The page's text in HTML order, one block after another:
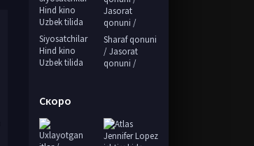
Siyosatchilar
Hind kino
Uzbek tilida
Sharaf qonuni
/ Jasorat
qonuni /
Скоро